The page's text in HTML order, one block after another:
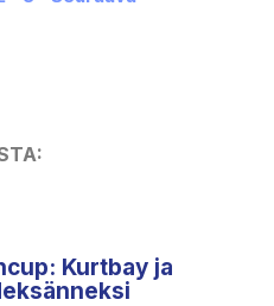
Kurtbay ja